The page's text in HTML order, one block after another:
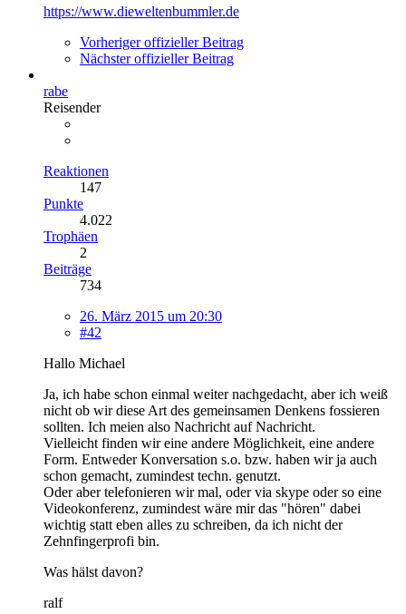
https://www.dieweltenbummler.de
Vorheriger offizieller Beitrag
Nächster offizieller Beitrag
rabe
Reisender
Reaktionen
147
Punkte
4.022
Trophäen
2
Beiträge
734
26. März 2015 um 20:30
#42
Hallo Michael
Ja, ich habe schon einmal weiter nachgedacht, aber ich weiß
nicht ob wir diese Art des gemeinsamen Denkens fossieren
sollten. Ich meien also Nachricht auf Nachricht.
Vielleicht finden wir eine andere Möglichkeit, eine andere
Form. Entweder Konversation s.o. bzw. haben wir ja auch
schon gemacht, zumindest techn. genutzt.
Oder aber telefonieren wir mal, oder via skype oder so eine
Videokonferenz, zumindest wäre mir das "hören" dabei
wichtig statt eben alles zu schreiben, da ich nicht der
Zehnfingerprofi bin.
Was hälst davon?
ralf